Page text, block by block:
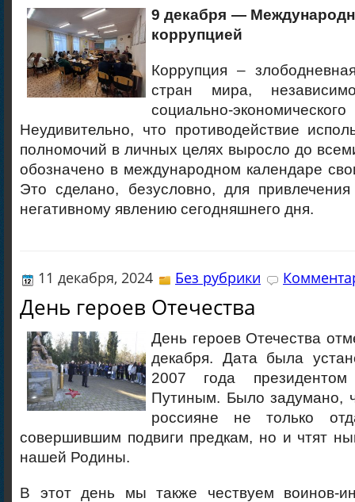
9 декабря —
коррупцией
Коррупция –
стран мира,
социально-
Неудивительно, что противодействие
полномочий в личных целях выросло до
обозначено в международном календаре
Это сделано, безусловно, для
негативному явлению сегодняшнего дня.
11 декабря, 2024 Без рубрики
День героев Отечества
День героев Отечества
декабря. Дата была
2007 года
Путиным. Было задумано,
россияне не только
совершившим подвиги предкам, но и чтят
нашей Родины.
В этот день мы также чествуем воинов-